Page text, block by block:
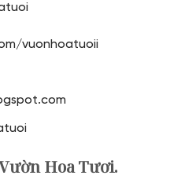
vuonhoatuoii
Hoa Tươi.